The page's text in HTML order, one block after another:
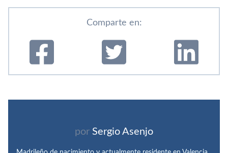
Comparte en:
por Sergio Asenjo